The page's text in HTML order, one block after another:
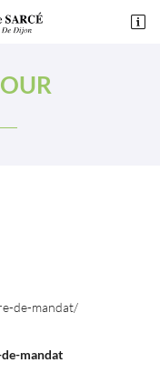

commerciales à
de-mandat/
mandat